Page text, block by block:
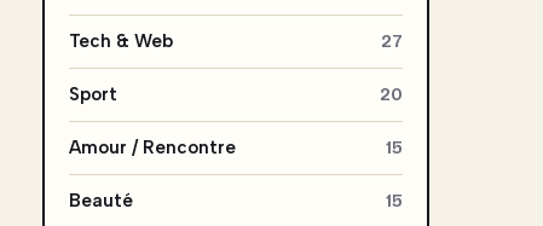
Tech & Web 27
Sport 20
Amour / Rencontre 15
Beauté 15